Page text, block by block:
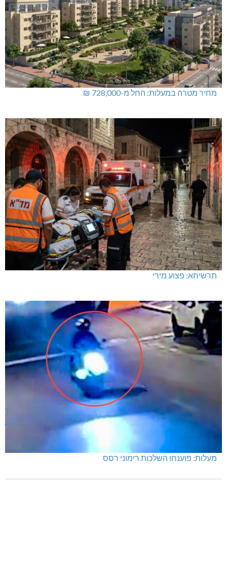
מחיר מטרה במעלות: החל מ-728,000 ₪
תרשיחא: פצוע מירי
מעלות: פוענחו השלכות רימוני רסס